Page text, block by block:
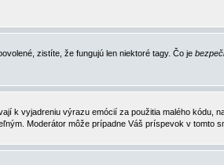
zistíte, že fungujú len niektoré tagy. Čo je
k vyjadreniu výrazu emócií za použitia malého
Moderátor môže prípadne Váš príspevok v tomto